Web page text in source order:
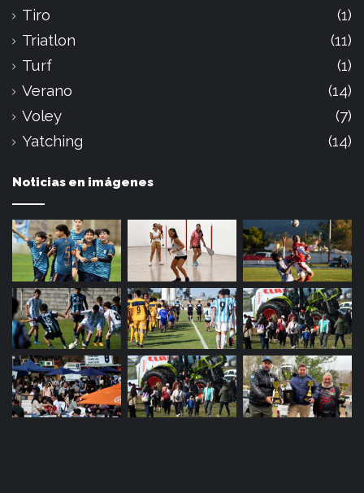
Tiro
(1)
Triatlon
(11)
Turf
(1)
Verano
(14)
Voley
(7)
Yatching
(14)
Noticias en imágenes